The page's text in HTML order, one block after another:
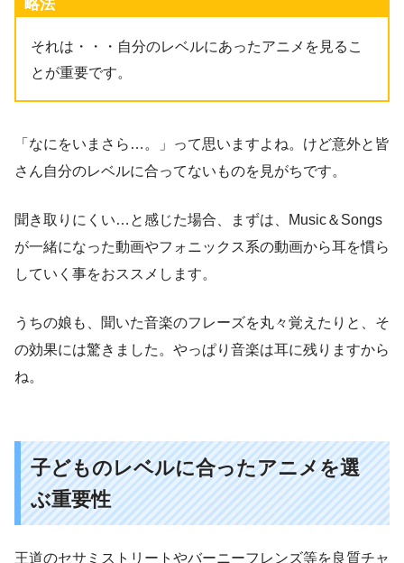
略法
それは・・・自分のレベルにあったアニメを見るこ
とが重要です。
「なにをいまさら…。」って思いますよね。けど意外と皆
さん自分のレベルに合ってないものを見がちです。
聞き取りにくい…と感じた場合、まずは、Music＆Songs
が一緒になった動画やフォニックス系の動画から耳を慣ら
していく事をおススメします。
うちの娘も、聞いた音楽のフレーズを丸々覚えたりと、そ
の効果には驚きました。やっぱり音楽は耳に残りますから
ね。
子どものレベルに合ったアニメを選
ぶ重要性
王道のセサミストリートやバーニーフレンズ等を良質チャ